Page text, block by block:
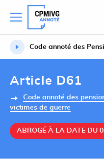
Code annoté des
Article D61
Code annoté des
victimes de guerre
ABROGÉ À LA DATE DU